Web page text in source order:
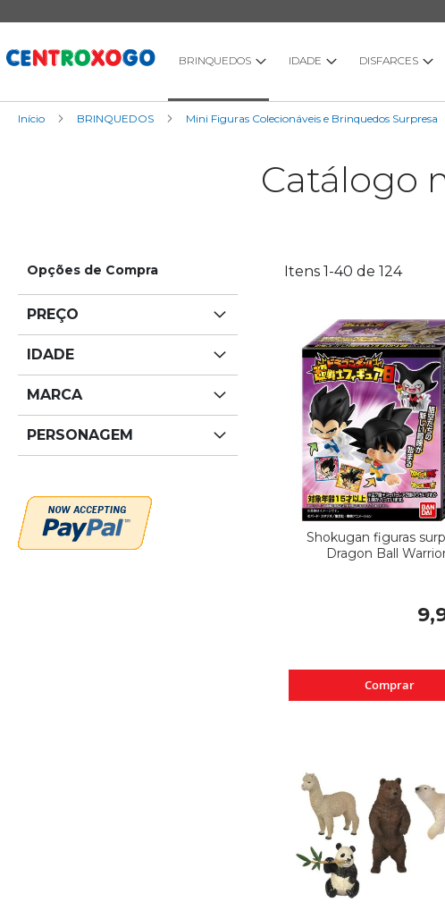
para
Conteúdo
BRINQUEDOS IDADE DISFARCES
Início BRINQUEDOS Mini Figuras Colecionáveis e Brinquedos Surpresa
Catálogo
Itens 1-40 de 124
Shokugan figuras
Dragon Ball
Comprar
Opções de Compra
PREÇO
IDADE
MARCA
PERSONAGEM